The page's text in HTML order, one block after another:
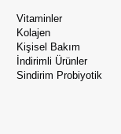
Vitaminler
Kolajen
Kişisel Bakım
İndirimli Ürünler
Sindirim Probiyotik